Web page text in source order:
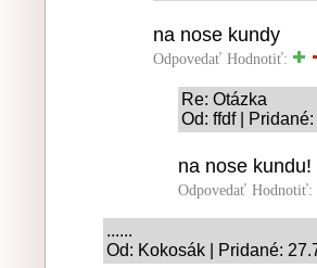
na nose kundy
Odpovedať Hodnotiť:
Re: Otázka
Od: ffdf |
na nose
Odpovedať Hodnotiť:
......
Od: Kokosák | Pridané: